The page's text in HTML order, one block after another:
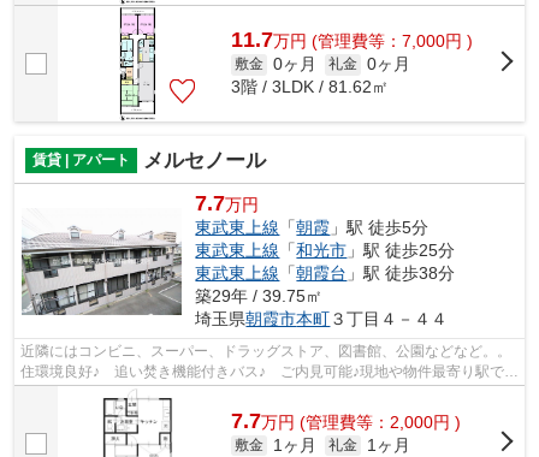
11.7万円 (管理費等：7,000円 )
敷金 0ヶ月 礼金 0ヶ月
3階 / 3LDK / 81.62㎡
賃貸 | アパート メルセノール
7.7万円
東武東上線 「朝霞 」駅 徒歩5分
東武東上線 「和光市 」駅 徒歩25分
東武東上線 「朝霞台 」駅 徒歩38分
築29年 / 39.75㎡
埼玉県朝霞市本町３丁目４－４４
近隣にはコンビニ、スーパー、ドラッグストア、図書館、公園などなど。。
住環境良好♪ 追い焚き機能付きバス♪ ご内見可能♪現地や物件最寄り駅での
お待ち合わせも承ります♪どうぞお気...
7.7万円 (管理費等：2,000円 )
敷金 1ヶ月 礼金
1ヶ月